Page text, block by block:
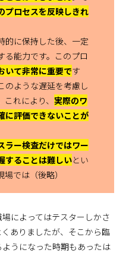
プロセスを反映しきれ
に保持した後、一定
る能力です。このプロ
いて非常に重要です
のような遅延を考慮し
これにより、実際のワ
に評価できないことが
ラー検査だけではワー
することは難しいとい
では（後略）
によってはテスターしかさ
ありましたが、そこから臨
うになった時期もあったは